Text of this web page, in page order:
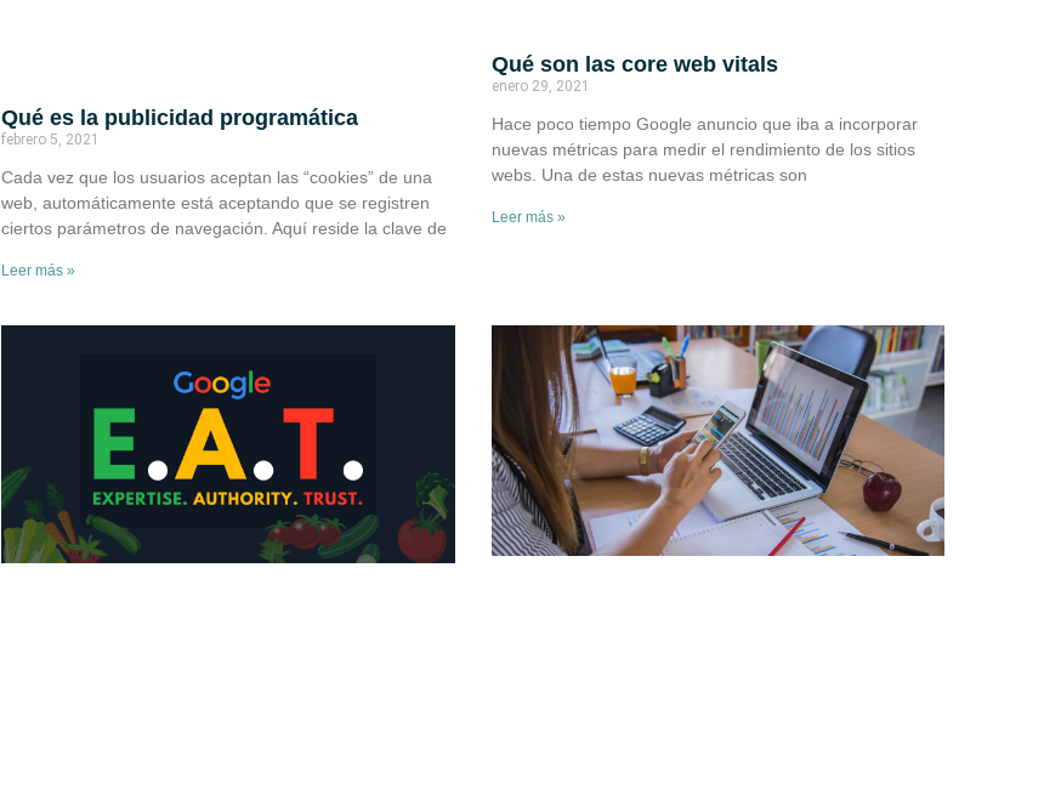
Qué es la publicidad programática
febrero 5, 2021
Cada vez que los usuarios aceptan las “cookies” de una
web, automáticamente está aceptando que se registren
ciertos parámetros de navegación. Aquí reside la clave de
Leer más »
Qué son las core web vitals
enero 29, 2021
Hace poco tiempo Google anuncio que iba a incorporar
nuevas métricas para medir el rendimiento de los sitios
webs. Una de estas nuevas métricas son
Leer más »